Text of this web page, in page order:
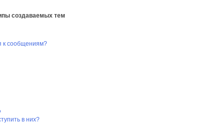
создаваемых тем
к сообщениям?
в них?